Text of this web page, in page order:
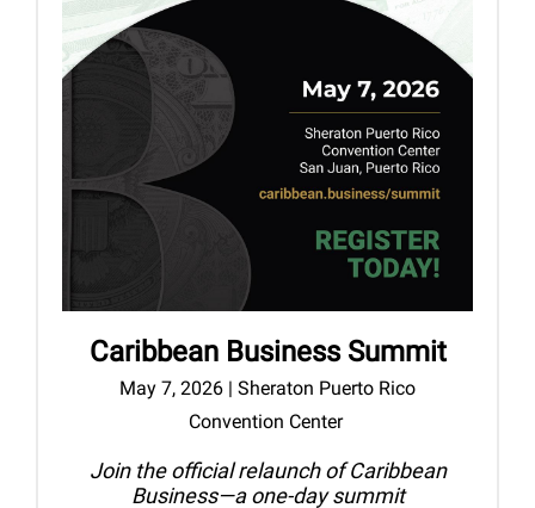
Caribbean Business Summit
May 7, 2026 | Sheraton Puerto Rico
Convention Center
Join the official relaunch of Caribbean
Business—a one-day summit